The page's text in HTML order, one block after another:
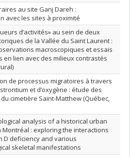
au site Ganj Dareh :
avec les sites à proximité
d’activités» au sein de deux
de la Vallée du Saint Laurent :
macroscopiques et essais
en lien avec des milieux contrastés
de processus migratoires à travers
et d’oxygène : étude des
cimetière Saint-Matthew (Québec,
analysis of a historical urban
: exploring the interactions
D deficiency and various
skeletal manifestations